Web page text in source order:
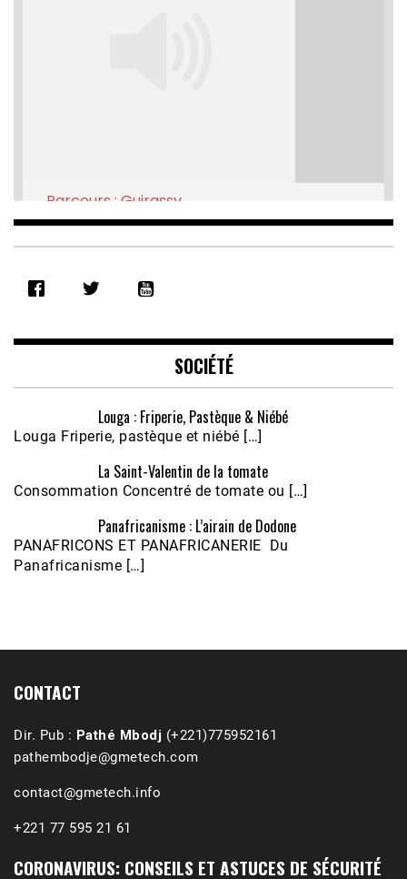
RSS FEED
EMBED
Parcours : Guirassy
Feb 16, 2021 • 28:08
Écoutez le parcours de Claudiane Kapia
Nobana (Podologue)
Feb 24, 2021 • 28mn
SOCIÉTÉ
Louga : Friperie, Pastèque & Niébé
Louga Friperie, pastèque et niébé […]
La Saint-Valentin de la tomate
Consommation Concentré de tomate ou […]
Panafricanisme : L’airain de Dodone
PANAFRICONS ET PANAFRICANERIE Du
Panafricanisme […]
CONTACT
Dir. Pub : Pathé Mbodj (+221)775952161
pathembodje@gmetech.com
contact@gmetech.info
+221 77 595 21 61
CORONAVIRUS: CONSEILS ET ASTUCES DE SÉCURITÉ